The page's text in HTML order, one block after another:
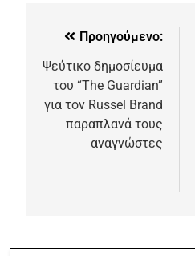
Προηγούμενο:
Ψεύτικο δημοσίευμα
του “The Guardian”
για τον Russel Brand
παραπλανά τους
αναγνώστες